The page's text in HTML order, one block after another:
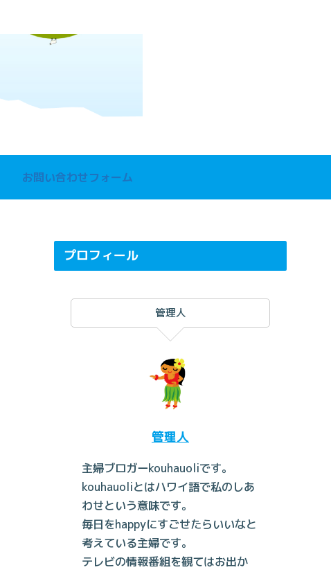
お問い合わせフォーム
プロフィール
管理人
管理人
主婦ブロガーkouhauoliです。
kouhauoliとはハワイ語で私のしあ
わせという意味です。
毎日をhappyにすごせたらいいなと
考えている主婦です。
テレビの情報番組を観てはお出か